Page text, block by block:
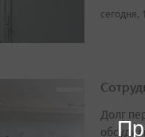
сегодня,
Долг